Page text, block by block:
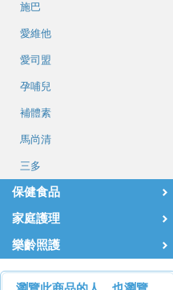
施巴
愛維他
愛司盟
孕哺兒
補體素
馬尚清
三多
保健食品
家庭護理
樂齡照護